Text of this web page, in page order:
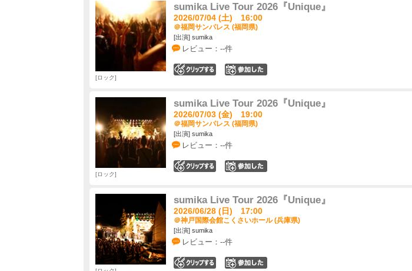
sumika Live Tour 2026『Unique』
2026/07/04 (土) 16:00
＠福岡サンパレス (福岡県)
[出演] sumika
レビュー：--件
ロック
sumika Live Tour 2026『Unique』
2026/07/03 (金) 19:00
＠福岡サンパレス (福岡県)
[出演] sumika
レビュー：--件
ロック
sumika Live Tour 2026『Unique』
2026/06/28 (日) 17:00
＠神戸国際会館こくさいホール (兵庫県)
[出演] sumika
レビュー：--件